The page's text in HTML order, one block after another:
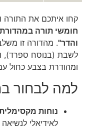
קחו איתכם את התורה
חומשי תורה
והדר". מהדורה זו
לשבת (בנוסח ספרד),
ומהודרת בצבע כחול
למה לבחור
נוחות
לאידיאלי